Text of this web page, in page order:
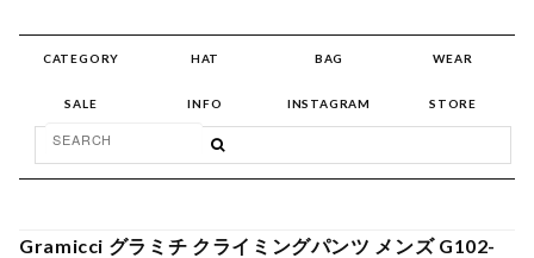
CATEGORY HAT BAG WEAR
SALE INFO INSTAGRAM STORE
Gramicci グラミチ クライミングパンツ メンズ G102-